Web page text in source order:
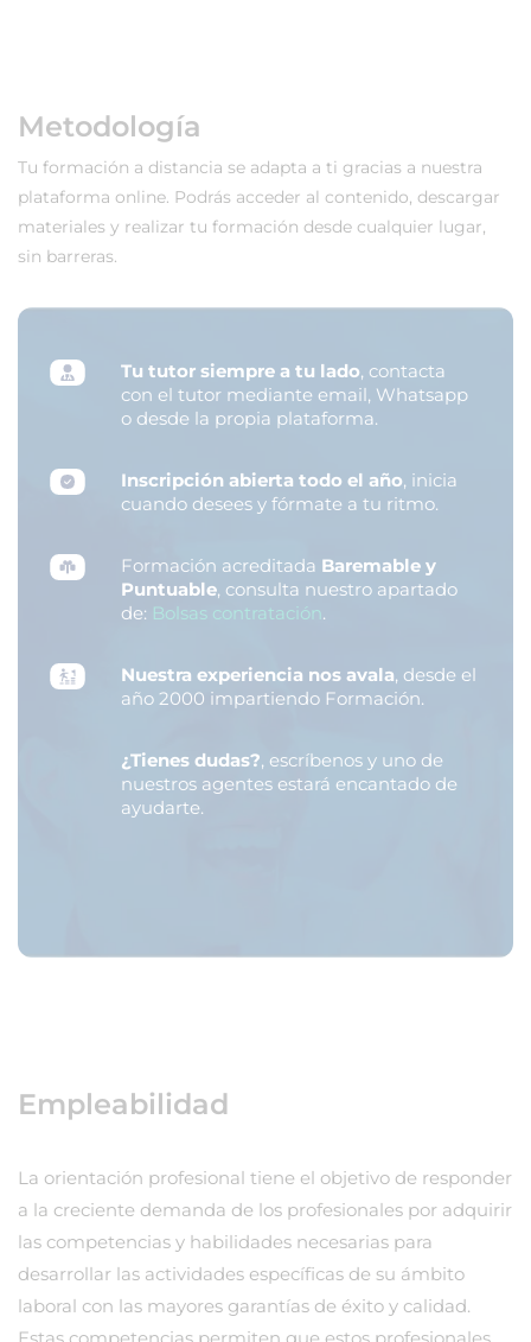
Metodología
Tu formación a distancia se adapta a ti gracias a nuestra
plataforma online. Podrás acceder al contenido, descargar
materiales y realizar tu formación desde cualquier lugar,
sin barreras.
Tu tutor siempre a tu lado, contacta
con el tutor mediante email, Whatsapp
o desde la propia plataforma.
Inscripción abierta todo el año, inicia
cuando desees y fórmate a tu ritmo.
Formación acreditada Baremable y
Puntuable, consulta nuestro apartado
de: Bolsas contratación.
Nuestra experiencia nos avala, desde el
año 2000 impartiendo Formación.
¿Tienes dudas?, escríbenos y uno de
nuestros agentes estará encantado de
ayudarte.
Empleabilidad
La orientación profesional tiene el objetivo de responder
a la creciente demanda de los profesionales por adquirir
las competencias y habilidades necesarias para
desarrollar las actividades específicas de su ámbito
laboral con las mayores garantías de éxito y calidad.